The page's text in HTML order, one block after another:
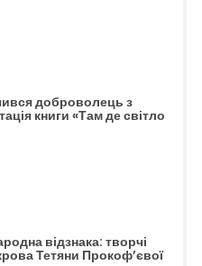
доброволець з
книги «Там де світло
відзнака: творчі
Тетяни Прокоф’євої